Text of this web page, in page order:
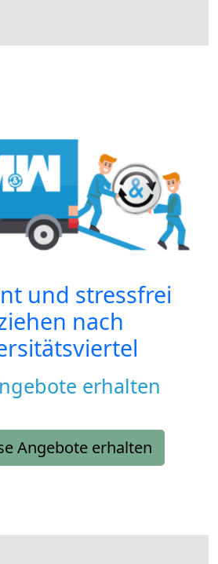
und stressfrei
nach
erhalten
Angebote erhalten